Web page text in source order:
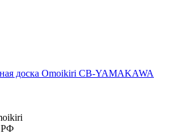
доска Omoikiri CB-YAMAKAWA
РФ